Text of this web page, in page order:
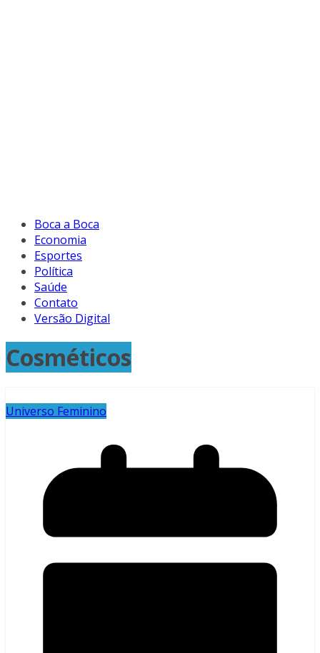
Boca a Boca
Economia
Esportes
Política
Saúde
Contato
Versão Digital
Cosméticos
Universo Feminino